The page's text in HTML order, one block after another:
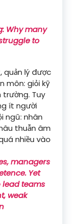
Why many
to
quản lý được
môn: giỏi kỹ
trường. Tuy
ít người
ngũ: nhân
thuẫn âm
nhiều vào
managers
Yet
teams
weak